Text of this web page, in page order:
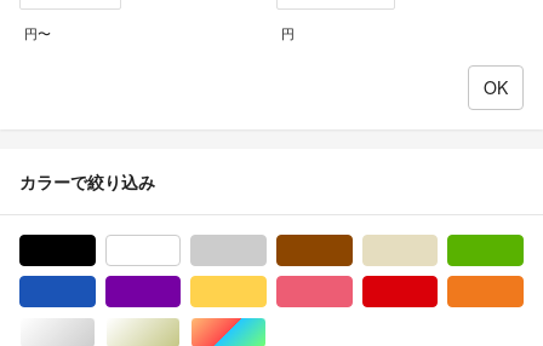
円〜 円
カラーで絞り込み
シルバー/銀色系ゴールド/金色系マルチカラー